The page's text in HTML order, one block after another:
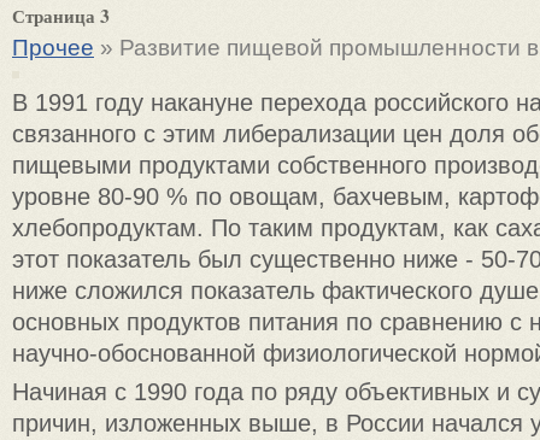
Страница 3
Прочее » Развитие пищевой промышленности
В 1991 году накануне перехода российского
связанного с этим либерализации цен доля
пищевыми продуктами собственного
уровне 80-90 % по овощам, бахчевым,
хлебопродуктам. По таким продуктам, как
этот показатель был существенно ниже - 50-
ниже сложился показатель фактического
основных продуктов питания по сравнению с
научно-обоснованной физиологической
Начиная с 1990 года по ряду объективных и
причин, изложенных выше, в России начался